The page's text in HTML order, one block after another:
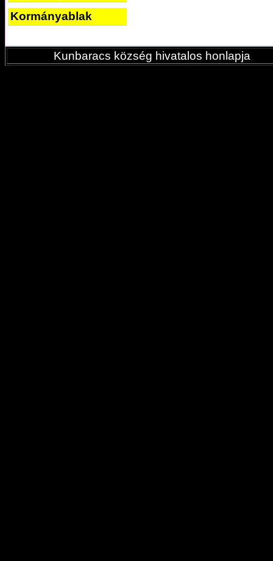
Kormányablak
Kunbaracs község hivatalos honlapja